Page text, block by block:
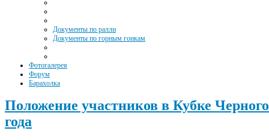
Документы по ралли
Документы по горным гонкам
Фотогалерея
Форум
Барахолка
Положение участников в Кубке
года